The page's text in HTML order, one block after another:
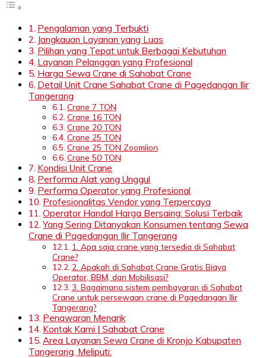
Pengalaman yang Terbukti
Jangkauan Layanan yang Luas
Pilihan yang Tepat untuk Berbagai Kebutuhan
Layanan Pelanggan yang Profesional
Harga Sewa Crane di Sahabat Crane
Detail Unit Crane Sahabat Crane di Pagedangan Ilir
Tangerang
Crane 7 TON
Crane 16 TON
Crane 20 TON
Crane 25 TON
Crane 25 TON Zoomlion
Crane 50 TON
Kondisi Unit Crane
Performa Alat yang Unggul
Performa Operator yang Profesional
Profesionalitas Vendor yang Terpercaya
Operator Handal Harga Bersaing: Solusi Terbaik
Yang Sering Ditanyakan Konsumen tentang Sewa
Crane di Pagedangan Ilir Tangerang
1. Apa saja crane yang tersedia di Sahabat
Crane?
2. Apakah di Sahabat Crane Gratis Biaya
Operator, BBM, dan Mobilisasi?
3. Bagaimana sistem pembayaran di Sahabat
Crane untuk persewaan crane di Pagedangan Ilir
Tangerang?
Penawaran Menarik
Kontak Kami | Sahabat Crane
Area Layanan Sewa Crane di Kronjo Kabupaten
Tangerang, Meliputi: